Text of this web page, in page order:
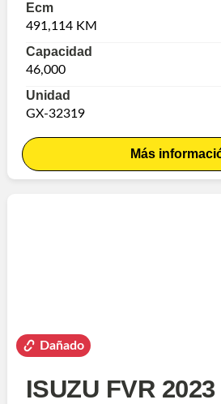
Ecm
491,114 KM
Capacidad
46,000
Unidad
GX-32319
Más
Dañado
ISUZU FVR 2023